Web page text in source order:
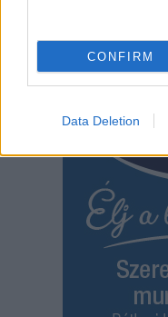
CONFIRM
Data Deletion
navigáció